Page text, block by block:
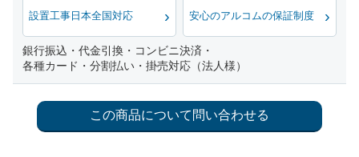
設置工事日本全国対応 安心のアルコムの保証制度
銀行振込・代金引換・コンビニ決済・
各種カード・分割払い・掛売対応（法人様）